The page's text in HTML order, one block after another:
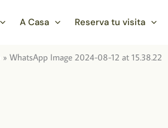
A Casa Reserva tu visita
WhatsApp Image 2024-08-12 at 15.38.22